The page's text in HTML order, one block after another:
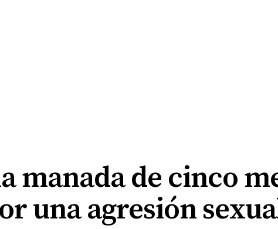
manada de cinco
una agresión